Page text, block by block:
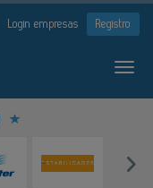
Login empresas Registro